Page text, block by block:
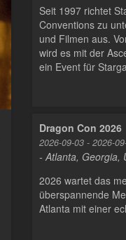
Seit 1997 richtet
Conventions zu
und Filmen aus.
wird es mit der
ein Event für
Dragon Con 2026
2026-09-03 - 2026-
- Atlanta, Georgia,
2026 wartet das
überspannende
Atlanta mit einer